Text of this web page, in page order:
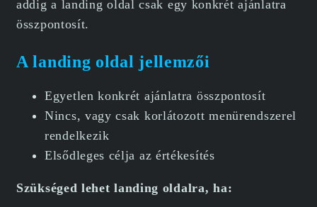
addig a landing oldal csak egy konkrét ajánlatra
összpontosít.
A landing oldal jellemzői
Egyetlen konkrét ajánlatra összpontosít
Nincs, vagy csak korlátozott menürendszerel
rendelkezik
Elsődleges célja az értékesítés
Szükséged lehet landing oldalra, ha: